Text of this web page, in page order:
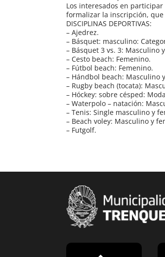
Los interesados en
formalizar la inscripción,
DISCIPLINAS DEPORTIVAS:
– Ajedrez.
– Básquet: masculino:
– Básquet 3 vs. 3: Masculino
– Cesto beach: Femenino.
– Fútbol beach: Femenino.
– Hándbol beach: Masculino
– Rugby beach (tocata):
– Hóckey: sobre césped:
– Waterpolo – natación:
– Tenis: Single masculino y
– Beach voley: Masculino y
– Futgolf.